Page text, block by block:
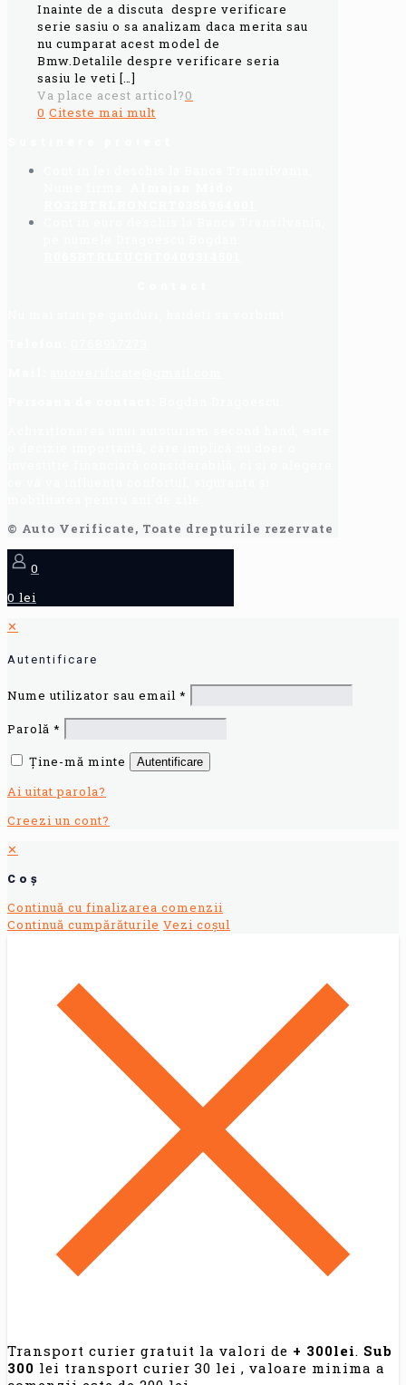
Inainte de a discuta despre verificare
serie sasiu o sa analizam daca merita sau
nu cumparat acest model de
Bmw.Detalile despre verificare seria
sasiu le veti […]
Va place acest articol?0
0 Citeste mai mult
© Auto Verificate, Toate drepturile rezervate
0
0 lei
✕
Autentificare
Nume utilizator sau email *
Parolă *
Ține-mă minte
Autentificare
Ai uitat parola?
Creezi un cont?
✕
Coș
Continuă cu finalizarea comenzii
Continuă cumpărăturile Vezi coșul
Transport curier gratuit la valori de + 300lei. Sub
300 lei transport curier 30 lei , valoare minima a